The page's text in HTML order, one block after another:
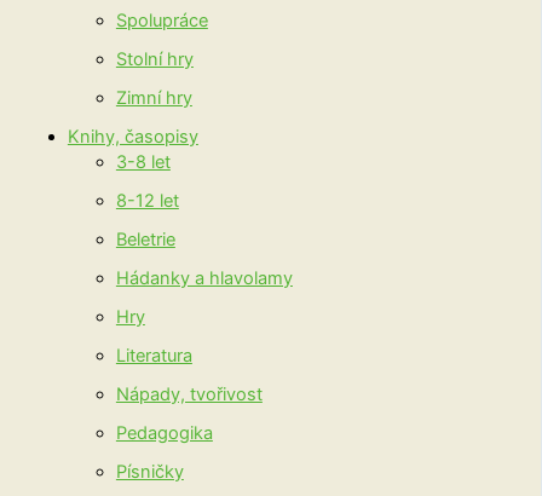
Spolupráce
Stolní hry
Zimní hry
Knihy, časopisy
3-8 let
8-12 let
Beletrie
Hádanky a hlavolamy
Hry
Literatura
Nápady, tvořivost
Pedagogika
Písničky